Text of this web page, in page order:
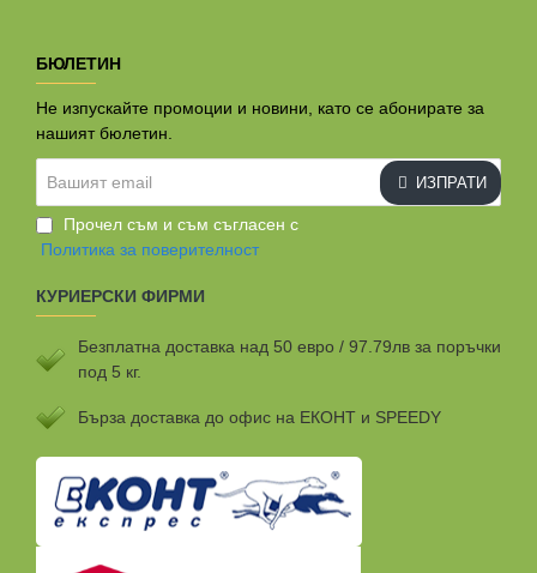
БЮЛЕТИН
Не изпускайте промоции и новини, като се абонирате за
нашият бюлетин.
email
ИЗПРАТИ
Прочел съм и съм съгласен с
Политика за поверителност
КУРИЕРСКИ ФИРМИ
Безплатна доставка над 50 евро / 97.79лв за поръчки
под 5 кг.
Бързa доставка до офис на ЕКОНТ и SPEEDY